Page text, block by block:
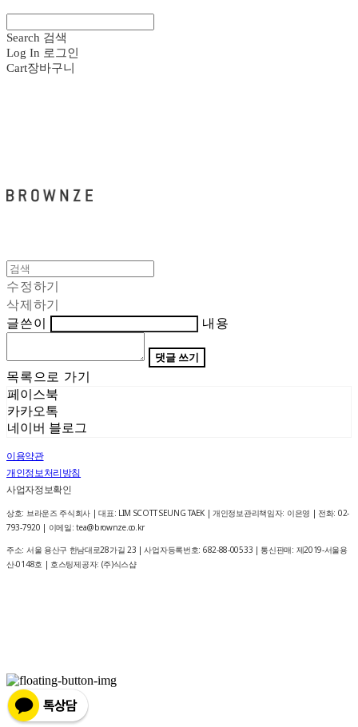
Search 검색
Log In 로그인
Cart장바구니
수정하기
삭제하기
글쓴이
내용
댓글 쓰기
목록으로 가기
페이스북
카카오톡
네이버 블로그
이용약관
개인정보처리방침
사업자정보확인
상호: 브라운즈 주식회사 | 대표: LIM SCOTT SEUNG TAEK | 개인정보관리책임자: 이은영 | 전화: 02-
793-7920 | 이메일: tea@brownze.co.kr
주소: 서울 용산구 한남대로28가길 23 | 사업자등록번호: 682-88-00533 | 통신판매: 제2019-서울용
산-0148호 | 호스팅제공자: (주)식스샵